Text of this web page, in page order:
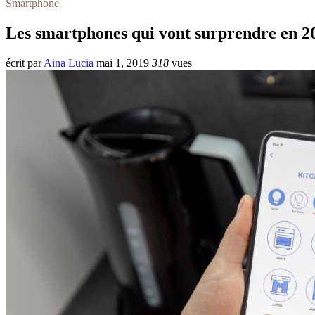
Smartphone
Les smartphones qui vont surprendre en
écrit parAina Lucia mai 1, 2019 318 vues